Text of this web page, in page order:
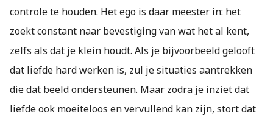
controle te houden. Het ego is daar meester in: het
zoekt constant naar bevestiging van wat het al kent,
zelfs als dat je klein houdt. Als je bijvoorbeeld gelooft
dat liefde hard werken is, zul je situaties aantrekken
die dat beeld ondersteunen. Maar zodra je inziet dat
liefde ook moeiteloos en vervullend kan zijn, stort dat